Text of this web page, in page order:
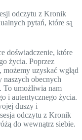
odczytu z Kronik
pytań, które są
doświadczenie, które
życia. Poprzez
uzyskać wgląd
naszych obecnych
To umożliwia nam
i autentycznego życia.
duszy i
odczytu z Kronik
do wewnątrz siebie.